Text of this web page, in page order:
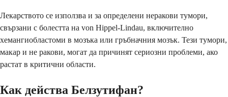
Лекарството се използва и за определени неракови тумори,
свързани с болестта на von Hippel-Lindau, включително
хемангиобластоми в мозъка или гръбначния мозък. Тези тумори,
макар и не ракови, могат да причинят сериозни проблеми, ако
растат в критични области.
Как действа Белзутифан?